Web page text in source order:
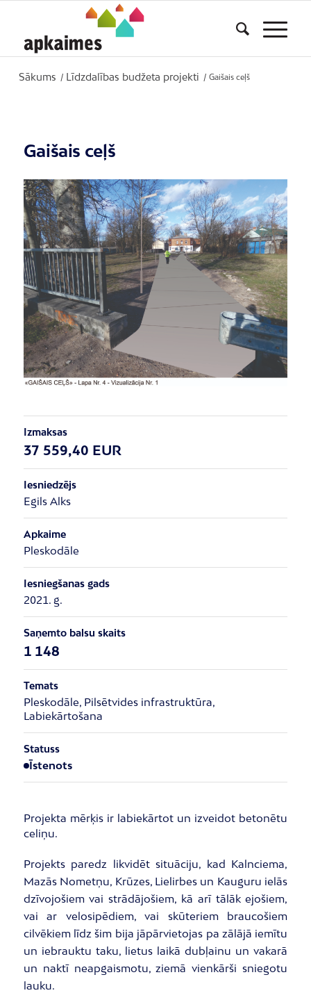
Sākums / Līdzdalības budžeta projekti / Gaišais ceļš
Gaišais ceļš
Izmaksas
37 559,40 EUR
Iesniedzējs
Egils Alks
Apkaime
Pleskodāle
Iesniegšanas gads
2021. g.
Saņemto balsu skaits
1 148
Temats
Pleskodāle, Pilsētvides infrastruktūra,
Labiekārtošana
Statuss
Īstenots
Projekta mērķis ir labiekārtot un izveidot betonētu
celiņu.
Projekts paredz likvidēt situāciju, kad Kalnciema,
Mazās Nometņu, Krūzes, Lielirbes un Kauguru ielās
dzīvojošiem vai strādājošiem, kā arī tālāk ejošiem,
vai ar velosipēdiem, vai skūteriem braucošiem
cilvēkiem līdz šim bija jāpārvietojas pa zālājā iemītu
un iebrauktu taku, lietus laikā dubļainu un vakarā
un naktī neapgaismotu, ziemā vienkārši sniegotu
lauku.